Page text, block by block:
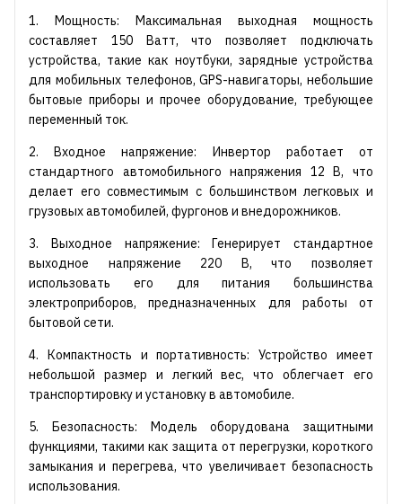
1. Мощность: Максимальная выходная мощность
составляет 150 Ватт, что позволяет подключать
устройства, такие как ноутбуки, зарядные устройства
для мобильных телефонов, GPS-навигаторы, небольшие
бытовые приборы и прочее оборудование, требующее
переменный ток.
2. Входное напряжение: Инвертор работает от
стандартного автомобильного напряжения 12 В, что
делает его совместимым с большинством легковых и
грузовых автомобилей, фургонов и внедорожников.
3. Выходное напряжение: Генерирует стандартное
выходное напряжение 220 В, что позволяет
использовать его для питания большинства
электроприборов, предназначенных для работы от
бытовой сети.
4. Компактность и портативность: Устройство имеет
небольшой размер и легкий вес, что облегчает его
транспортировку и установку в автомобиле.
5. Безопасность: Модель оборудована защитными
функциями, такими как защита от перегрузки, короткого
замыкания и перегрева, что увеличивает безопасность
использования.